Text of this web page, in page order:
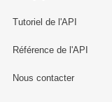
Tutoriel de l'API
Référence de l'API
Nous contacter